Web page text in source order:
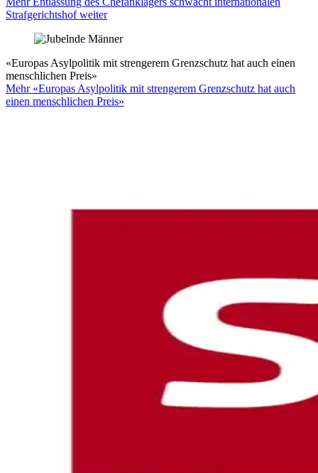
Strafgerichtshof weiter
«Europas Asylpolitik mit strengerem Grenzschutz hat auch einen
menschlichen Preis»
Mehr «Europas Asylpolitik mit strengerem Grenzschutz hat auch
einen menschlichen Preis»